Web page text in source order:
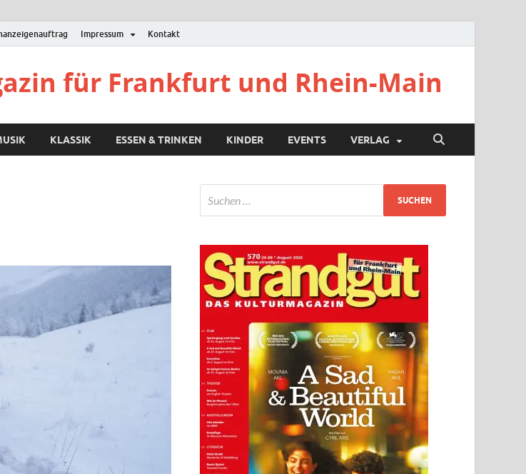
Impressum Kontakt
für Frankfurt und Rhein-Main
KLASSIK ESSEN & TRINKEN KINDER EVENTS VERLAG